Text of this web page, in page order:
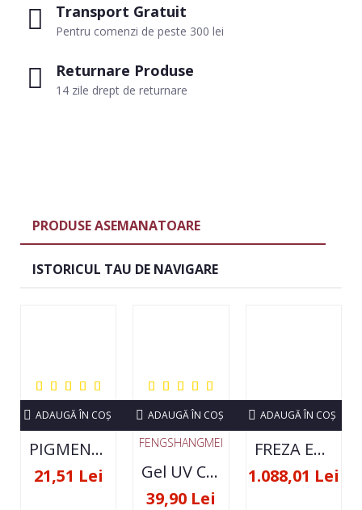
Transport Gratuit
Pentru comenzi de peste 300 lei
Returnare Produse
14 zile drept de returnare
PRODUSE ASEMANATOARE
ISTORICUL TAU DE NAVIGARE
PIGMENT NEON SET 12 CULORI
21,51 Lei
ADAUGĂ ÎN COŞ
FENGSHANGMEI
Gel UV Constructie FSM 50ML - 07
39,90 Lei
ADAUGĂ ÎN COŞ
FREZA ELECTRICA STRONG 210 35000 RPM- ORIGINALA
1.088,01 Lei
ADAUGĂ ÎN COŞ